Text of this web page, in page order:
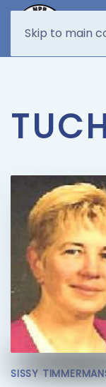
Skip to main
SISSY